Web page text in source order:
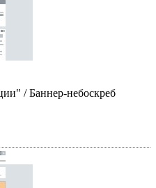
/ Баннер-небоскреб